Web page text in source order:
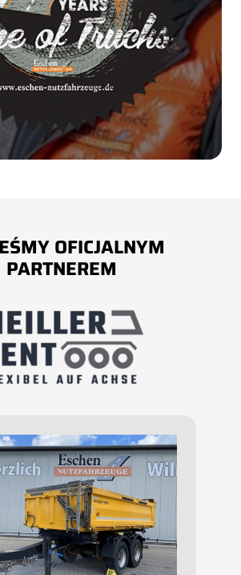
OFICJALNYM
PARTNEREM